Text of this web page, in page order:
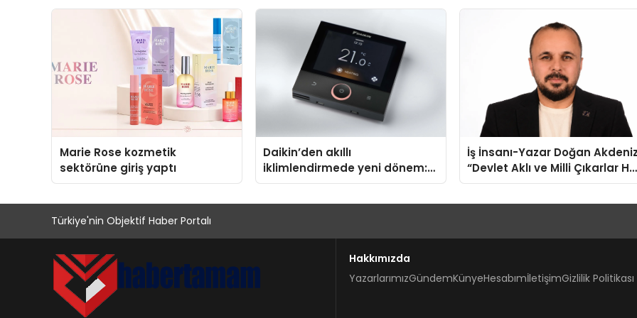
sergiledi
açıklamada şunları kaydetti:
TSSA Düzenleyici Onaylarını
Marie Rose kozmetik
sektörüne giriş yaptı
Daikin’den akıllı
iklimlendirmede yeni dönem:
Madoka Plus Türkiye’de
İş İnsanı-Yazar Doğan
“Devlet Aklı ve Milli Çıkarlar
Şeyin Üzerindedir”
Türkiye'nin Objektif Haber Portalı
Hakkımızda
YazarlarımızGündemKünyeHesabımİletişimGizlilik Politikası